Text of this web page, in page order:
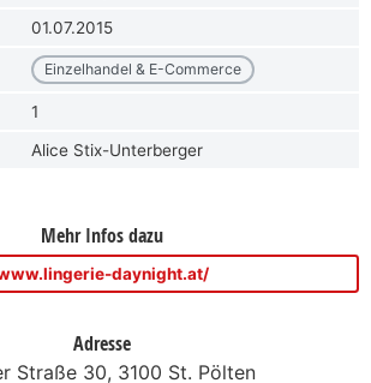
01.07.2015
Einzelhandel & E-Commerce
1
Alice Stix-Unterberger
Mehr Infos dazu
daynight.at/
Adresse
Straße 30, 3100 St. Pölten